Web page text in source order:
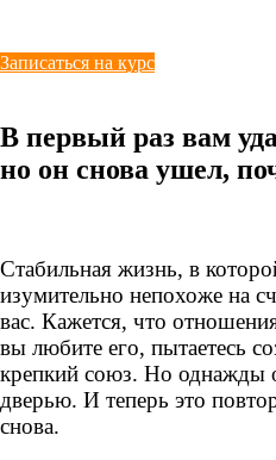
Записаться на курс
В первый раз вам
но он снова ушел,
Стабильная жизнь, в
изумительно непохоже на
вас. Кажется, что
вы любите его, пытаетесь
крепкий союз. Но однажды
дверью. И теперь это
снова.